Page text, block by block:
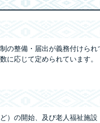
の整備・届出が義務付けら
に応じて定められています。
）の開始、及び老人福祉施